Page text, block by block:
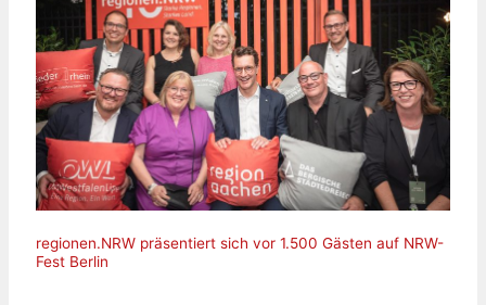
regionen.NRW präsentiert sich vor 1.500 Gästen auf NRW-
Fest Berlin